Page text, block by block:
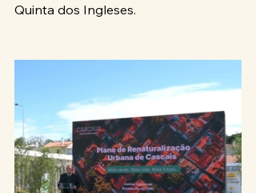
Quinta dos Ingleses.